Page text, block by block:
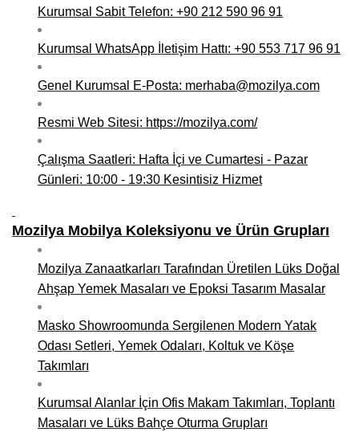
Giresun Mobilya Mağazaları, İmalatçıları, Mobilyacıları
Kurumsal Sabit Telefon: +90 212 590 96 91
Kurumsal WhatsApp İletişim Hattı: +90 553 717 96 91
Genel Kurumsal E-Posta: merhaba@mozilya.com
Resmi Web Sitesi: https://mozilya.com/
Çalışma Saatleri: Hafta İçi ve Cumartesi - Pazar
Günleri: 10:00 - 19:30 Kesintisiz Hizmet
Mozilya Mobilya Koleksiyonu ve Ürün Grupları
Mozilya Zanaatkarları Tarafından Üretilen Lüks Doğal
Ahşap Yemek Masaları ve Epoksi Tasarım Masalar
Masko Showroomunda Sergilenen Modern Yatak
Odası Setleri, Yemek Odaları, Koltuk ve Köşe
Takımları
Kurumsal Alanlar İçin Ofis Makam Takımları, Toplantı
Masaları ve Lüks Bahçe Oturma Grupları